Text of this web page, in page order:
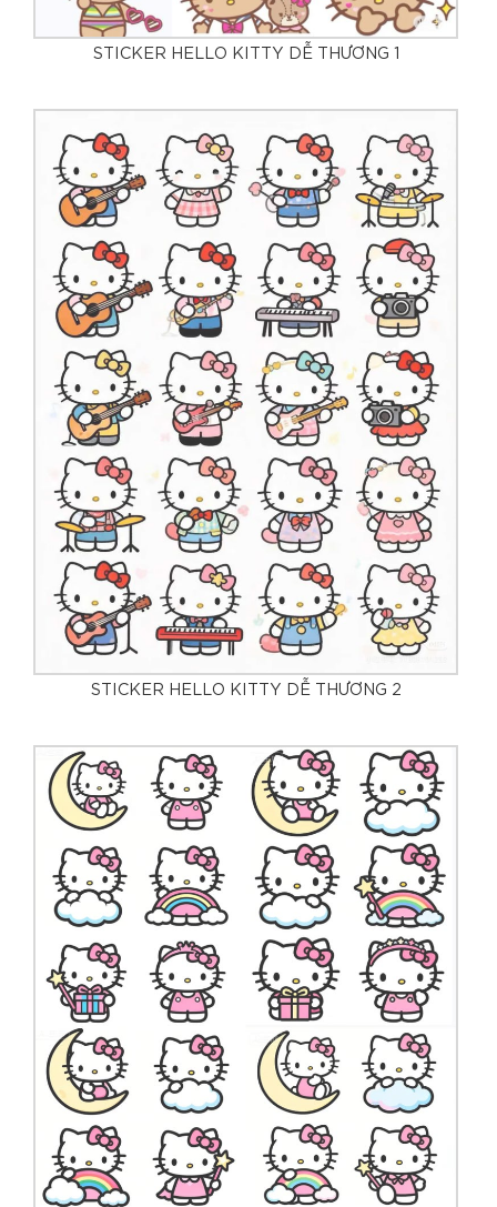
STICKER HELLO KITTY DỄ THƯƠNG 1
STICKER HELLO KITTY DỄ THƯƠNG 2